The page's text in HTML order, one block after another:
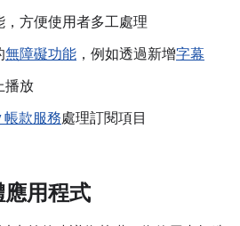
，方便使用者多工處理
無障礙功能 ，例如透過新增字幕
播放
帳款服務處理訂閱項目
用程式